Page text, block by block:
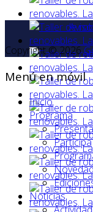
Copyright © 2026
Menú en móvil
Inicio
Programa
Participa
Noticias